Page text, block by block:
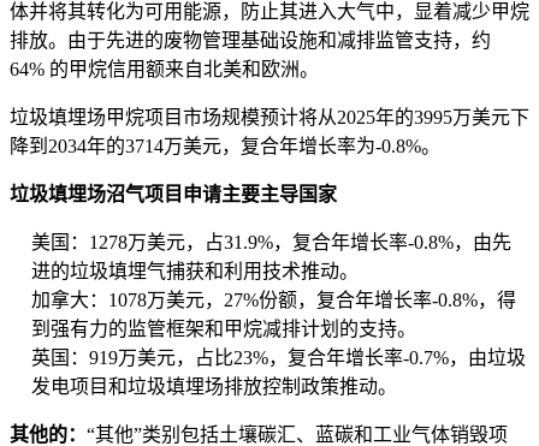
体并将其转化为可用能源，防止其进入大气中，显着减少甲烷
排放。由于先进的废物管理基础设施和减排监管支持，约
64% 的甲烷信用额来自北美和欧洲。
垃圾填埋场甲烷项目市场规模预计将从2025年的3995万美元下
降到2034年的3714万美元，复合年增长率为-0.8%。
垃圾填埋场沼气项目申请主要主导国家
美国：1278万美元，占31.9%，复合年增长率-0.8%，由先
进的垃圾填埋气捕获和利用技术推动。
加拿大：1078万美元，27%份额，复合年增长率-0.8%，得
到强有力的监管框架和甲烷减排计划的支持。
英国：919万美元，占比23%，复合年增长率-0.7%，由垃圾
发电项目和垃圾填埋场排放控制政策推动。
其他的： “其他”类别包括土壤碳汇、蓝碳和工业气体销毁项